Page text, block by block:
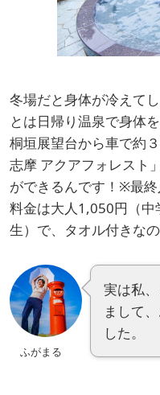
冬場だと身体が冷えて
とは日帰り温泉で身体
桐垣展望台から車で約
志摩 アクアフォレスト
ができるんです！※最
料金は大人1,050円（
生）で、タオル付きな
ふがまる
実は私
まして
した。